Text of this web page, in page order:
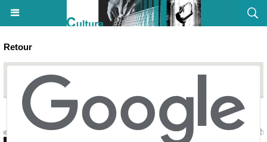
Retour
adultes animé par la Cie "Le Thé à Trois" - Salle des fêtes du